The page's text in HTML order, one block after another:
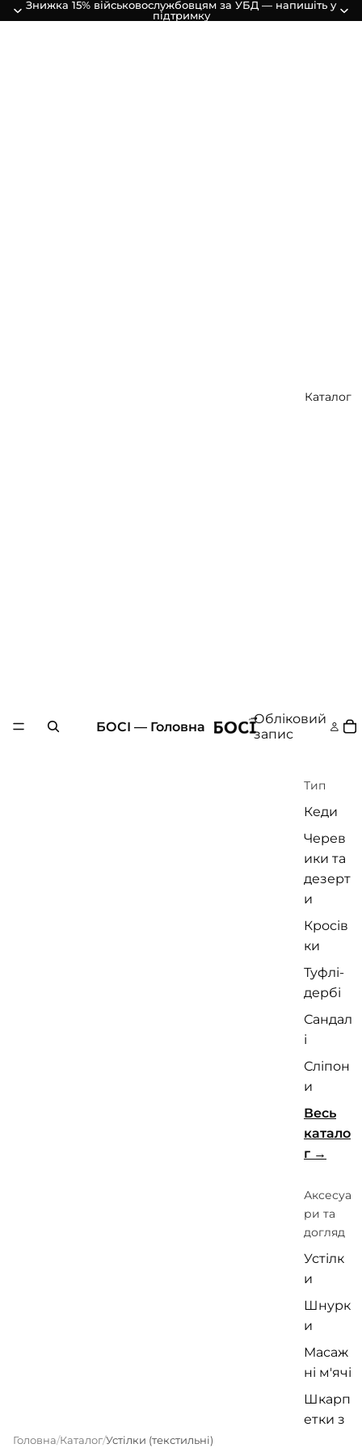
Знижка 15% військовослужбовцям за УБД — напишіть у
підтримку
Каталог
Тип
Кеди
Черев
ики та
дезерт
и
Кросів
ки
Туфлі-
дербі
Сандал
і
Сліпон
и
Весь
катало
г
Аксесуа
ри та
догляд
Устілк
и
Шнурк
и
Масаж
ні м'ячі
Шкарп
етки з
БОСІ — Головна
Обліковий
запис
Головна Каталог Устілки (текстильні)